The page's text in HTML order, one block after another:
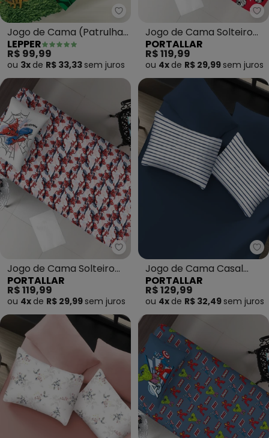
Lepper - Jogo de Cama
Jogo de Cama (Patrulha
Menino (Solteiro)) 2
Peças
LEPPER
R$ 99,99
ou 3x de R$ 33,33 sem juros
Jogo de Cama Solteiro
Mickey&Minnie
2pçs(Vermelho)
PORTALLAR
R$ 119,99
ou 4x de R$ 29,99 sem juros
Portallar - Jogo de Cama
Jogo de Cama Solteiro
(Spider) 2 Peças
PORTALLAR
R$ 119,99
ou 4x de R$ 29,99 sem juros
Jogo de Cama Casal
Classic (Azul) 3 Peças
PORTALLAR
R$ 129,99
ou 4x de R$ 32,49 sem juros